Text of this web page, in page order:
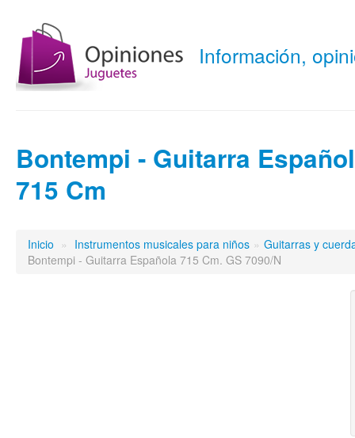
Información,
Bontempi - Guitarra
715 Cm
Inicio » Instrumentos musicales para niños » Guitarras y
Bontempi - Guitarra Española 715 Cm. GS 7090/N